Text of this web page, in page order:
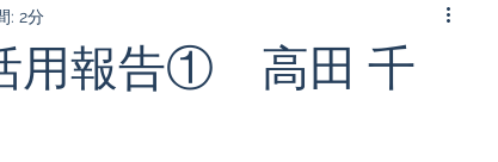
カナダ Cheiron-GIFTS 2020
活用報告① 高田 千
: 2分